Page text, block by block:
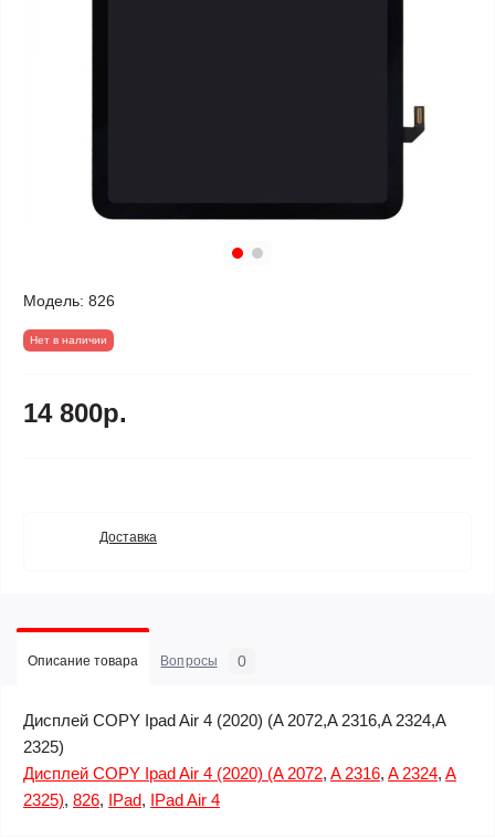
Модель: 826
Нет в наличии
14 800р.
Доставка
Описание товара Вопросы 0
Дисплей COPY Ipad Air 4 (2020) (A 2072,A 2316,A 2324,A
2325)
Дисплей COPY Ipad Air 4 (2020) (A 2072, A 2316, A 2324, A
2325), 826, IPad, IPad Air 4